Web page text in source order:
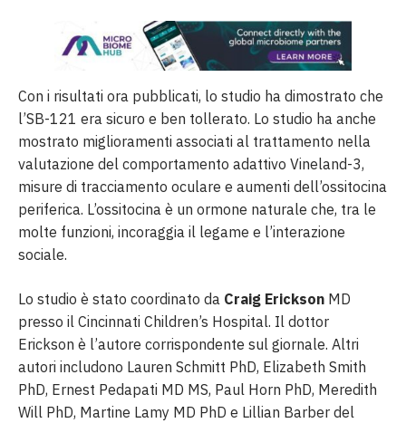
Con i risultati ora pubblicati, lo studio ha dimostrato che
l’SB-121 era sicuro e ben tollerato. Lo studio ha anche
mostrato miglioramenti associati al trattamento nella
valutazione del comportamento adattivo Vineland-3,
misure di tracciamento oculare e aumenti dell’ossitocina
periferica. L’ossitocina è un ormone naturale che, tra le
molte funzioni, incoraggia il legame e l’interazione
sociale.
Lo studio è stato coordinato da Craig Erickson MD
presso il Cincinnati Children’s Hospital. Il dottor
Erickson è l’autore corrispondente sul giornale. Altri
autori includono Lauren Schmitt PhD, Elizabeth Smith
PhD, Ernest Pedapati MD MS, Paul Horn PhD, Meredith
Will PhD, Martine Lamy MD PhD e Lillian Barber del